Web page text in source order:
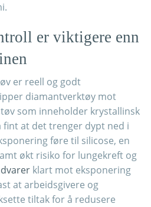
er viktigere enn
er reell og godt
diamantverktøy mot
som inneholder krystallinsk
fint at det trenger dypt ned i
føre til silicose, en
økt risiko for lungekreft og
klart mot eksponering
at arbeidsgivere og
tiltak for å redusere